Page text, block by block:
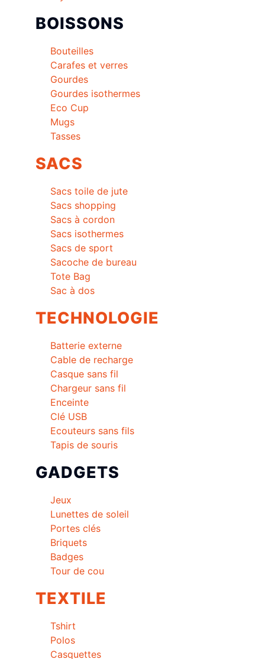
BOISSONS
Bouteilles
Carafes et verres
Gourdes
Gourdes isothermes
Eco Cup
Mugs
Tasses
SACS
Sacs toile de jute
Sacs shopping
Sacs à cordon
Sacs isothermes
Sacs de sport
Sacoche de bureau
Tote Bag
Sac à dos
TECHNOLOGIE
Batterie externe
Cable de recharge
Casque sans fil
Chargeur sans fil
Enceinte
Clé USB
Ecouteurs sans fils
Tapis de souris
GADGETS
Jeux
Lunettes de soleil
Portes clés
Briquets
Badges
Tour de cou
TEXTILE
Tshirt
Polos
Casquettes